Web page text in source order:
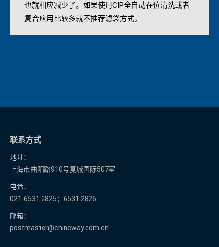
也就相应减少了。如果使用CIP全自动在位清洗或者
复合应用比较多就不推荐滤袋方式。
联系方式
地址：
上海市曲阳路910号复城国际507室
电话：
021-6531 2825；6531 2826
邮箱：
postmaster@chineway.com.cn